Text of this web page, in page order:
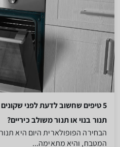
5 טיפים שחשוב לדעת לפני שקונים תנור אפייה
תנור בנוי או תנור משולב כיריים?
הבחירה הפופולארית היום היא
המטבח, והיא מתאימה...